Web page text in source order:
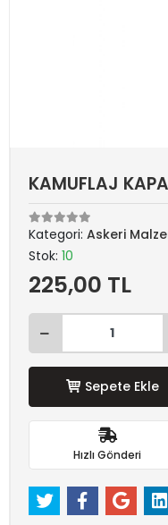
KAMUFLAJ
Kategori: Askeri
Stok: 10
225,00 TL
Sepete Ekle
Hızlı Gönderi